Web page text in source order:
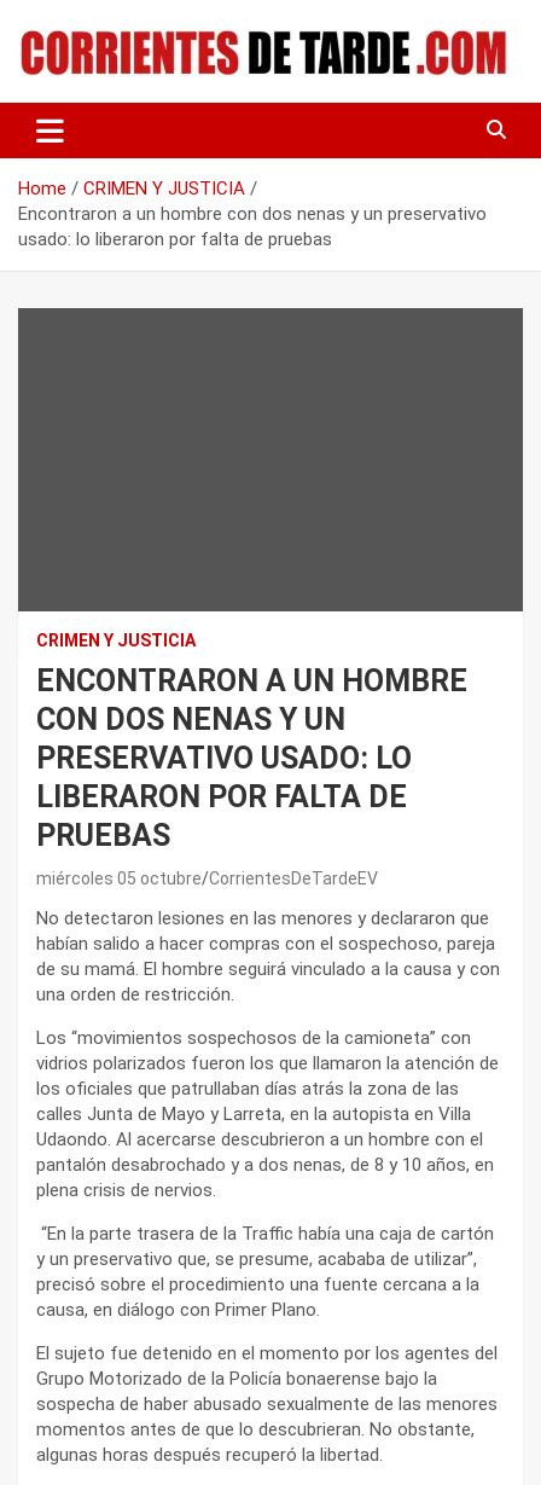
content
CORRIENTES DE TARDE
Home
CRIMEN Y JUSTICIA
Encontraron a un hombre con dos nenas y un preservativo
usado: lo liberaron por falta de pruebas
CRIMEN Y JUSTICIA
ENCONTRARON A UN HOMBRE
CON DOS NENAS Y UN
PRESERVATIVO USADO: LO
LIBERARON POR FALTA DE
PRUEBAS
miércoles 05 octubre CorrientesDeTardeEV
No detectaron lesiones en las menores y declararon que
habían salido a hacer compras con el sospechoso, pareja
de su mamá. El hombre seguirá vinculado a la causa y con
una orden de restricción.
Los “movimientos sospechosos de la camioneta” con
vidrios polarizados fueron los que llamaron la atención de
los oficiales que patrullaban días atrás la zona de las
calles Junta de Mayo y Larreta, en la autopista en Villa
Udaondo. Al acercarse descubrieron a un hombre con el
pantalón desabrochado y a dos nenas, de 8 y 10 años, en
plena crisis de nervios.
“En la parte trasera de la Traffic había una caja de cartón
y un preservativo que, se presume, acababa de utilizar”,
precisó sobre el procedimiento una fuente cercana a la
causa, en diálogo con Primer Plano.
El sujeto fue detenido en el momento por los agentes del
Grupo Motorizado de la Policía bonaerense bajo la
sospecha de haber abusado sexualmente de las menores
momentos antes de que lo descubrieran. No obstante,
algunas horas después recuperó la libertad.